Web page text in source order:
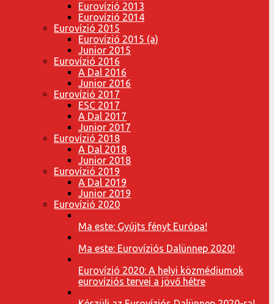
Eurovízió 2013
Eurovízió 2014
Eurovízió 2015
Eurovízió 2015 (a)
Junior 2015
Eurovízió 2016
A Dal 2016
Junior 2016
Eurovízió 2017
ESC 2017
A Dal 2017
Junior 2017
Eurovízió 2018
A Dal 2018
Junior 2018
Eurovízió 2019
A Dal 2019
Junior 2019
Eurovízió 2020
Ma este: Gyújts fényt Európa!
Ma este: Eurovíziós Dalünnep 2020!
Eurovízió 2020: A helyi közmédiumok
eurovíziós tervei a jövő hétre